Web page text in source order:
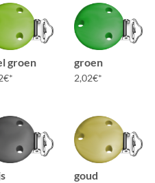
groen
€
groen
2,02€
goud